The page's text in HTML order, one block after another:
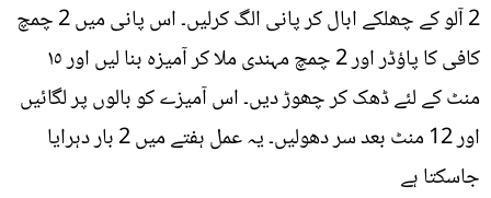
2 آلو کے چھلکے ابال کر پانی الگ کرلیں۔ اس پانی میں 2 چمچ
کافی کا پاؤڈر اور 2 چمچ مہندی ملا کر آمیزہ بنا لیں اور ١٥
منٹ کے لئے ڈھک کر چھوڑ دیں۔ اس آمیزے کو بالوں پر لگائیں
اور 12 منٹ بعد سر دھولیں۔ یہ عمل ہفتے میں 2 بار دہرایا
جاسکتا ہے